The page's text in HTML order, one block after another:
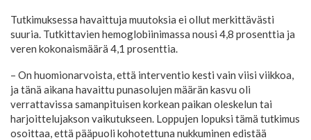
Tutkimuksessa havaittuja muutoksia ei ollut merkittävästi
suuria. Tutkittavien hemoglobiinimassa nousi 4,8 prosenttia ja
veren kokonaismäärä 4,1 prosenttia.
– On huomionarvoista, että interventio kesti vain viisi viikkoa,
ja tänä aikana havaittu punasolujen määrän kasvu oli
verrattavissa samanpituisen korkean paikan oleskelun tai
harjoittelujakson vaikutukseen. Loppujen lopuksi tämä tutkimus
osoittaa, että pääpuoli kohotettuna nukkuminen edistää